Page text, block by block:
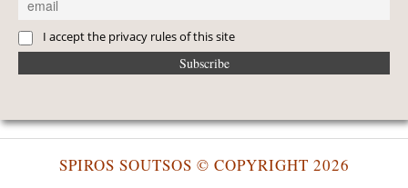
I accept the privacy rules of this site
SPIROS SOUTSOS © COPYRIGHT 2026